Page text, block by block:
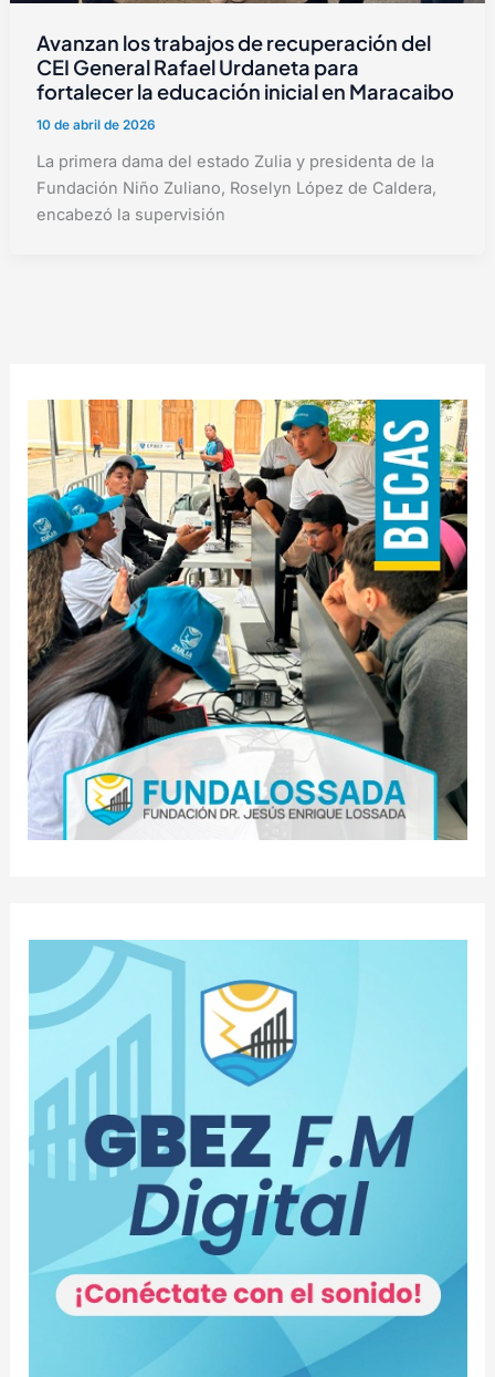
Avanzan los trabajos de recuperación del
CEI General Rafael Urdaneta para
fortalecer la educación inicial en Maracaibo
10 de abril de 2026
La primera dama del estado Zulia y presidenta de la
Fundación Niño Zuliano, Roselyn López de Caldera,
encabezó la supervisión